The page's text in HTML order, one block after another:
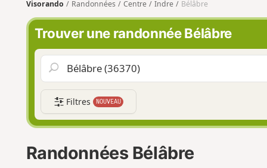
o
Visorando Randonnées Centre Indre Bélâbre
Trouver une randonnée Bélâbre
Filtres NOUVEAU
Randonnées Bélâbre